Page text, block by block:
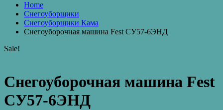
Home
Снегоуборщики
Снегоуборщики Кама
Снегоуборочная машина Fest СУ57-6ЭНД
Sale!
Снегоуборочная машина Fest
СУ57-6ЭНД